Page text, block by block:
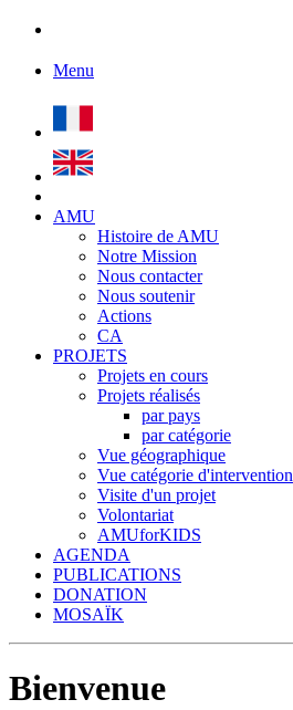
Menu
AMU
Histoire de AMU
Notre Mission
Nous contacter
Nous soutenir
Actions
CA
PROJETS
Projets en cours
Projets réalisés
par pays
par catégorie
Vue géographique
Vue catégorie d'intervention
Visite d'un projet
Volontariat
AMUforKIDS
AGENDA
PUBLICATIONS
DONATION
MOSAÏK
Bienvenue